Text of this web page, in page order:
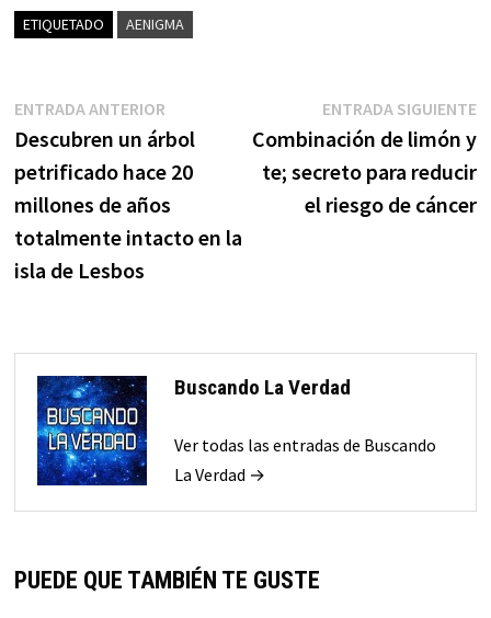
ETIQUETADO AENIGMA
Navegación
de
entradas
ENTRADA ANTERIOREntrada
anterior:
Descubren un árbol
petrificado hace 20
millones de años
totalmente intacto en la
isla de Lesbos
ENTRADA SIGUIENTE
Combinación de limón y
te; secreto para reducir
el riesgo de cáncer
Buscando La Verdad
Ver todas las entradas de Buscando
La Verdad →
PUEDE QUE TAMBIÉN TE GUSTE